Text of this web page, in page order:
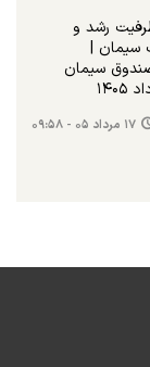
رشد و
سیمان |
سیمان
۱۷ مرداد ۰۵ - ۰۹:۵۸